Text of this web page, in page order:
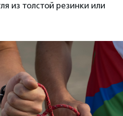
из толстой резинки или